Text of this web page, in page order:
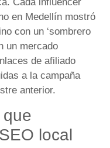
en Medellín mostró
con un ‘sombrero
un mercado
de afiliado
a la campaña
anterior.
local